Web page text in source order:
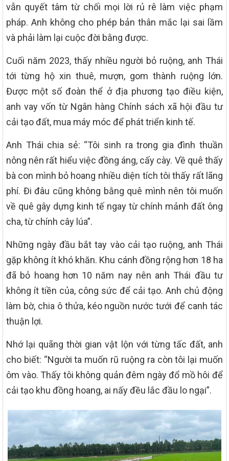
vẫn quyết tâm từ chối mọi lời rủ rê làm việc phạm
pháp. Anh không cho phép bản thân mắc lại sai lầm
và phải làm lại cuộc đời bằng được.
Cuối năm 2023, thấy nhiều người bỏ ruộng, anh Thái
tới từng hộ xin thuê, mượn, gom thành ruộng lớn.
Được một số đoàn thể ở địa phương tạo điều kiện,
anh vay vốn từ Ngân hàng Chính sách xã hội đầu tư
cải tạo đất, mua máy móc để phát triển kinh tế.
Anh Thái chia sẻ: “Tôi sinh ra trong gia đình thuần
nông nên rất hiểu việc đồng áng, cấy cày. Về quê thấy
bà con mình bỏ hoang nhiều diện tích tôi thấy rất lãng
phí. Đi đâu cũng không bằng quê mình nên tôi muốn
về quê gây dựng kinh tế ngay từ chính mảnh đất ông
cha, từ chính cây lúa”.
Những ngày đầu bắt tay vào cải tạo ruộng, anh Thái
gặp không ít khó khăn. Khu cánh đồng rộng hơn 18 ha
đã bỏ hoang hơn 10 năm nay nên anh Thái đầu tư
không ít tiền của, công sức để cải tạo. Anh chủ động
làm bờ, chia ô thửa, kéo nguồn nước tưới để canh tác
thuận lợi.
Nhớ lại quãng thời gian vật lộn với từng tấc đất, anh
cho biết: “Người ta muốn rũ ruộng ra còn tôi lại muốn
ôm vào. Thấy tôi không quản đêm ngày đổ mồ hôi để
cải tạo khu đồng hoang, ai nấy đều lắc đầu lo ngại”.